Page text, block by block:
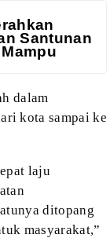
Santunan
dalam
kota sampai ke
laju
ditopang
masyarakat,”